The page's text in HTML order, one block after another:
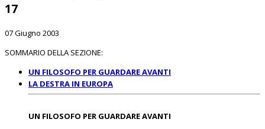
17
07 Giugno 2003
SOMMARIO DELLA SEZIONE:
UN FILOSOFO PER GUARDARE AVANTI
LA DESTRA IN EUROPA
UN FILOSOFO PER GUARDARE AVANTI